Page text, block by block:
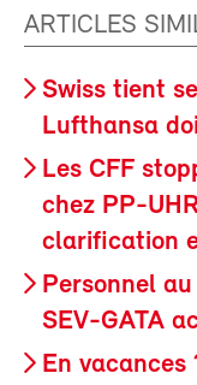
ARTICLES
Swiss tient
Lufthansa
Les CFF
chez PP-
clarification
Personnel
SEV-GATA
En